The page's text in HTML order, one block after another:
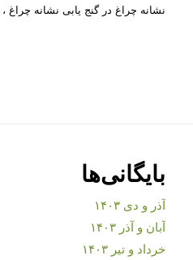
نشانه چراغ در گنج یابی نشانه
بایگانی‌ها
آذر و دی ۱۴۰۳
آبان و آذر ۱۴۰۳
خرداد و تیر ۱۴۰۳